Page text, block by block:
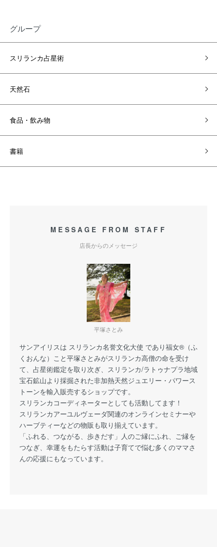
グループ
スリランカ占星術
天然石
食品・飲み物
書籍
MESSAGE FROM STAFF
店長からのメッセージ
平塚さとみ
サンアイリスは スリランカ名誉文化大使 であり福女®（ふ
くおんな）こと平塚さとみがスリランカ高僧の命を受け
て、占星術鑑定を取り次ぎ、スリランカ/ラトゥナプラ地域
宝石鉱山より採掘された非加熱天然ジュエリー・パワース
トーンを輸入販売するショップです。
スリランカコーディネーターとしても活動してます！
スリランカアーユルヴェーダ関連のオンラインセミナーや
ハーブティーなどの物販も取り揃えています。
「ふれる、つながる、歩きだす」人のご縁にふれ、ご縁を
つなぎ、幸運をもたらす活動は子育てで悩む多くのママさ
んの応援にもなっています。